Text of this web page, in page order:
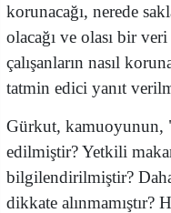
korunacağı, nerede
olacağı ve olası bir
çalışanların nasıl
tatmin edici yanıt
Gürkut, kamuoyunun,
edilmiştir? Yetkili
bilgilendirilmiştir?
dikkate alınmamıştır?